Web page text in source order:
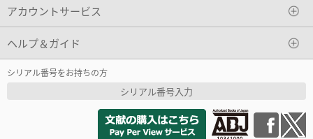
アカウントサービス
ヘルプ＆ガイド
シリアル番号をお持ちの方
シリアル番号入力